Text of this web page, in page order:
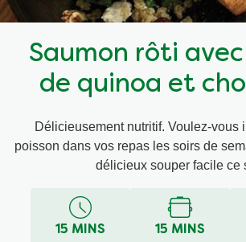
Recettes par Type de Plat
Saumon rôti
de quinoa et
Délicieusement nutritif. Voulez-vous
poisson dans vos repas les soirs de
délicieux souper facile ce
15 MINS 15 MINS